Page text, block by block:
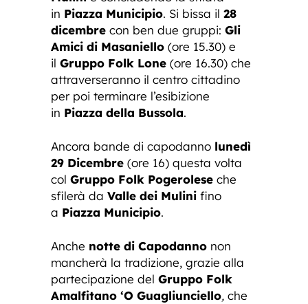
in Piazza Municipio. Si bissa il 28
dicembre con ben due gruppi: Gli
Amici di Masaniello (ore 15.30) e
il Gruppo Folk Lone (ore 16.30) che
attraverseranno il centro cittadino
per poi terminare l’esibizione
in Piazza della Bussola.
Ancora bande di capodanno lunedì
29 Dicembre (ore 16) questa volta
col Gruppo Folk Pogerolese che
sfilerà da Valle dei Mulini fino
a Piazza Municipio.
Anche notte di Capodanno non
mancherà la tradizione, grazie alla
partecipazione del Gruppo Folk
Amalfitano ‘O Guagliunciello, che